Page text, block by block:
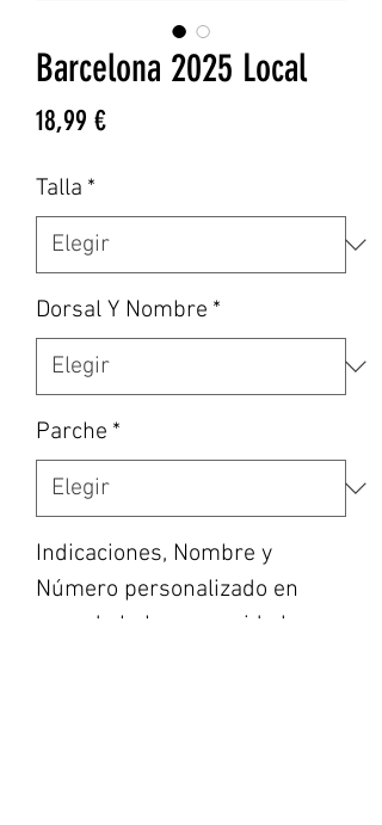
Barcelona 2025 Local
18,99 €Precio
Talla *
Dorsal Y Nombre *
Parche *
Indicaciones, Nombre y
Número personalizado en
caso de haber escogido la